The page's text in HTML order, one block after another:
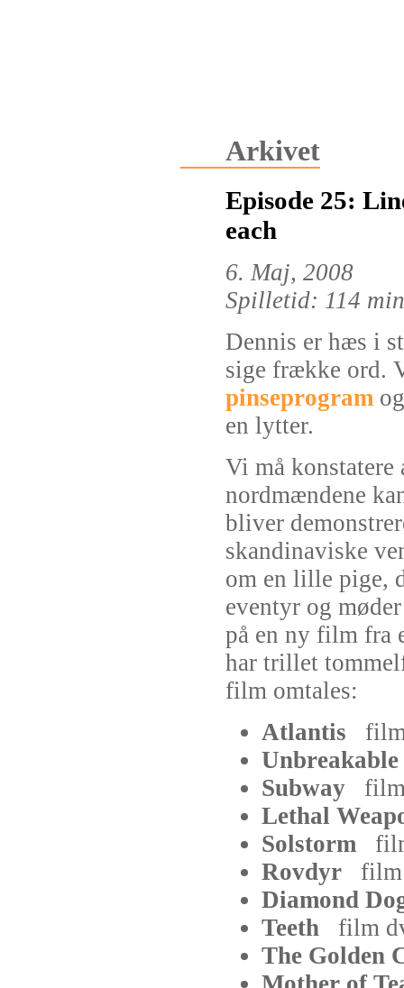
Arkivet
Episode 25:
each
6. Maj, 2008
Spilletid: 114
Dennis er hæs i
sige frække ord.
pinseprogram
en lytter.
Vi må konstatere
nordmændene
bliver
skandinaviske
om en lille pige,
eventyr og
på en ny film fra
har trillet
film omtales:
Atlantis
Subway
Lethal
Solstorm
Rovdyr film
Diamond
Teeth film
The Golden